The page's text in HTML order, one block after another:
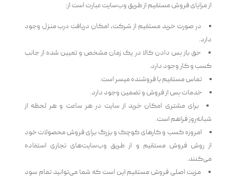
از مزایای فروش مستقیم از طریق وب‌سایت عبارت است از:
در صورت خرید مستقیم از شرکت، امکان دریافت درب منزل وجود
دارد.
حق باز پس دادن کالا در یک زمان مشخص و تعیین شده از جانب
کسب و کار وجود دارد.
تماس مستقیم با فروشنده میسر است.
خدمات پس از فروش و تضمین وجود دارد.
برای مشتری امکان خرید از سایت در هر ساعت و هر لحظه از
شبانه‌روز فراهم است.
امروزه کسب و کارهای کوچک و بزرگ برای فروش محصولات خود
از روش فروش مستقیم و از طریق وب‌سایت‌های تجاری استفاده
می‌کنند.
مزیت اصلی فروش مستقیم این است که شما می‌توانید تمام سود